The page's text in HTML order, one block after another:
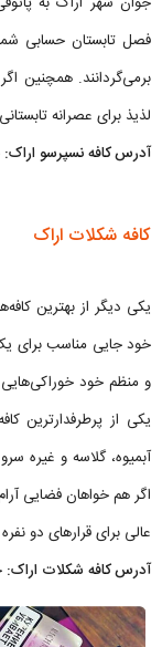
فصل تابستان حسابی
برمی‌‌گردانند. همچنین
لذیذ برای عصرانه
آدرس کافه نسپرسو اراک:
کافه شکلات اراک
یکی دیگر از بهترین
خود جایی مناسب برای
و منظم خود
یکی از پرطرفدارترین
آبمیوه، گلاسه و غیره
اگر هم خواهان فضایی
عالی برای قرارهای دو
آدرس کافه شکلات اراک: